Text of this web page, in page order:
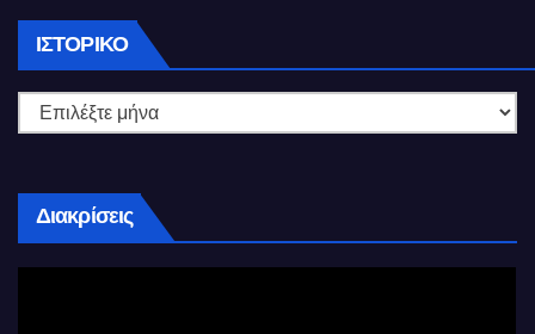
ΙΣΤΟΡΙΚΌ Ιστορικό
Διακρίσεις